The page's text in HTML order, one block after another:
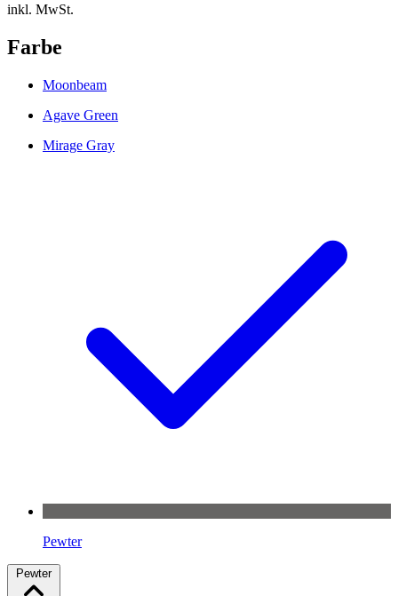
inkl. MwSt.
Farbe
Moonbeam
Agave Green
Mirage Gray
Pewter
Pewter